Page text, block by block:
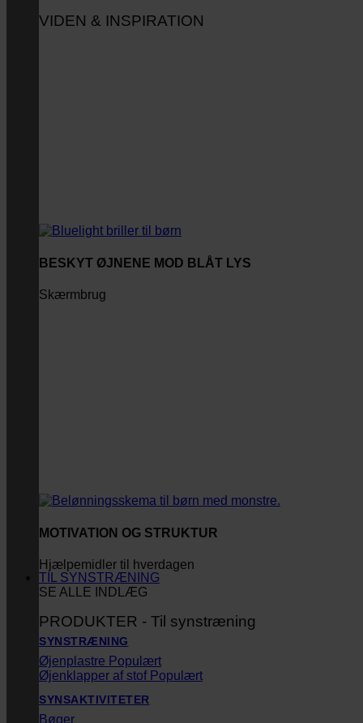
VIDEN & INSPIRATION
BESKYT ØJNENE MOD BLÅT LYS
Skærmbrug
MOTIVATION OG STRUKTUR
Hjælpemidler til hverdagen
SE ALLE INDLÆG
TIL SYNSTRÆNING
PRODUKTER - Til synstræning
SYNSTRÆNING
Øjenplastre
Øjenklapper af stof
SYNSAKTIVITETER
Bøger